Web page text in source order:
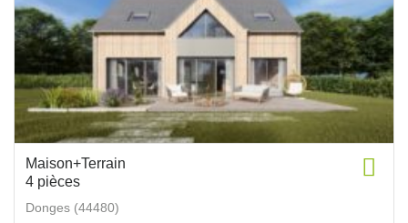
Maison+Terrain
4 pièces
Donges (44480)